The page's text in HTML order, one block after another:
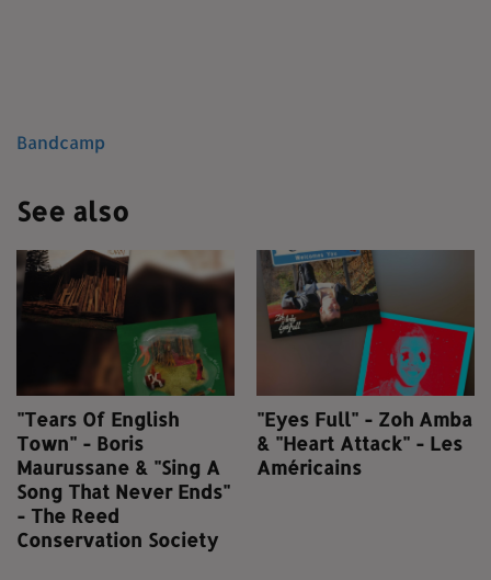
Bandcamp
See also
"Tears Of English
Town" - Boris
Maurussane & "Sing A
Song That Never Ends"
- The Reed
Conservation Society
"Eyes Full" - Zoh Amba
& "Heart Attack" - Les
Américains